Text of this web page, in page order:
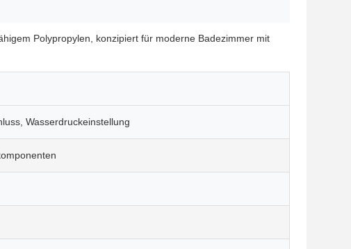
Polypropylen, konzipiert für moderne Badezimmer mit
Wasserdruckeinstellung